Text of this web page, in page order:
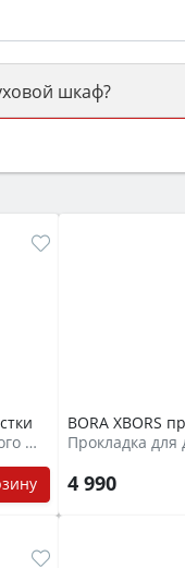
шкаф?
не ниже A и
Картридж очистки для духового шкафа
BORA XBORS
Прокладка для
4 990